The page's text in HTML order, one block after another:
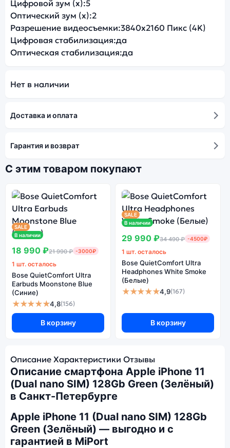
Цифровой зум (x):5
Оптический зум (x):2
Разрешение видеосъемки:3840x2160 Пикс (4K)
Цифровая стабилизация:да
Оптическая стабилизация:да
Нет в наличии
Доставка и оплата
Гарантия и возврат
С этим товаром покупают
SALE
В наличии
18 990 ₽21 990 ₽ -3000₽
1 шт. осталось
Bose QuietComfort Ultra
Earbuds Moonstone Blue
(Синие)
★★★★★4,8(156)
В корзину
SALE
В наличии
29 990 ₽34 490 ₽ -4500₽
1 шт. осталось
Bose QuietComfort Ultra
Headphones White Smoke
(Белые)
★★★★★4,9(167)
В корзину
Описание Характеристики Отзывы
Описание смартфона Apple iPhone 11
(Dual nano SIM) 128Gb Green (Зелёный)
в Санкт-Петербурге
Apple iPhone 11 (Dual nano SIM) 128Gb
Green (Зелёный) — выгодно и с
гарантией в MiPort